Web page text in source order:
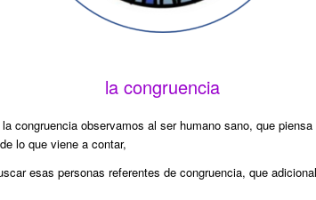
la congruencia
congruencia observamos al ser humano sano, que
lo que viene a contar,
esas personas referentes de congruencia, que